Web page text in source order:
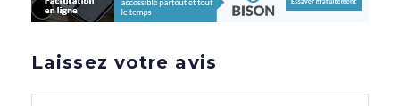
Laissez votre avis